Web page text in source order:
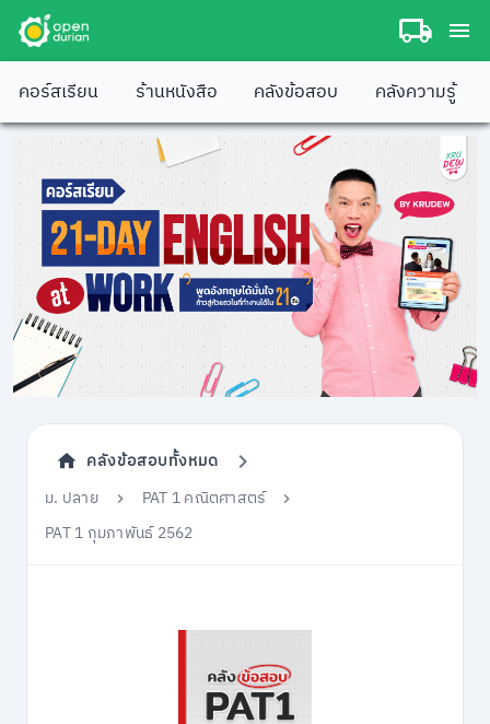
คอร์สเรียน ร้านหนังสือ คลังข้อสอบ คลังความรู้
คลังข้อสอบทั้งหมด
ม. ปลาย
PAT 1 คณิตศาสตร์
PAT 1 กุมภาพันธ์ 2562